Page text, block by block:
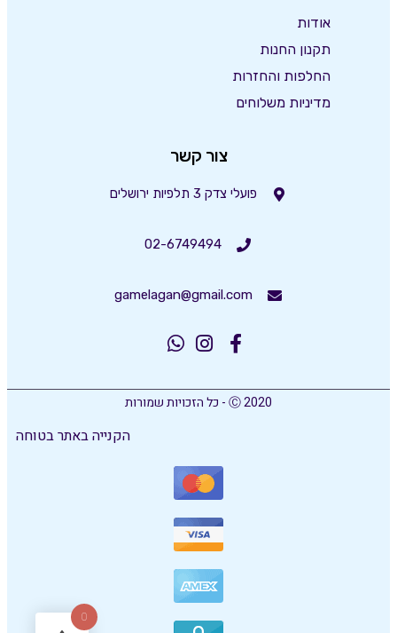
אודות
תקנון החנות
החלפות והחזרות
מדיניות משלוחים
צור קשר
פועלי צדק 3 תלפיות ירושלים
02-6749494
gamelagan@gmail.com
Ⓒ 2020 - כל הזכויות שמורות
הקנייה באתר בטוחה
0